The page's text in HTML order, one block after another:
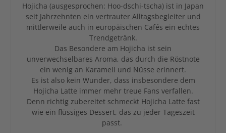
Hojicha (ausgesprochen: Hoo-dschi-tscha) ist in Japan
seit Jahrzehnten ein vertrauter Alltagsbegleiter und
mittlerweile auch in europäischen Cafés ein echtes
Trendgetränk.
Das Besondere am Hojicha ist sein
unverwechselbares Aroma, das durch die Röstnote
ein wenig an Karamell und Nüsse erinnert.
Es ist also kein Wunder, dass insbesondere dem
Hojicha Latte immer mehr treue Fans verfallen.
Denn richtig zubereitet schmeckt Hojicha Latte fast
wie ein flüssiges Dessert, das zu jeder Tageszeit
passt.